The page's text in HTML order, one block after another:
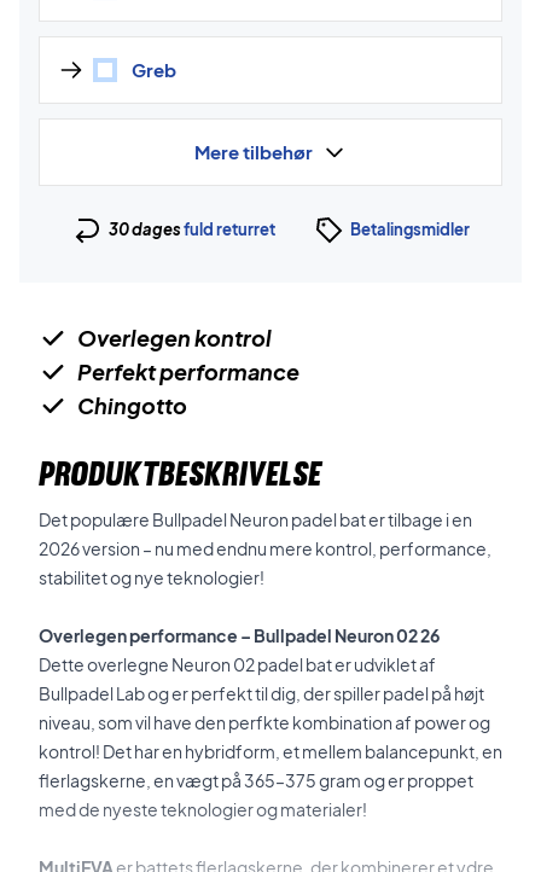
Greb
Mere tilbehør
30 dagesfuld returret Betalingsmidler
Overlegen kontrol
Perfekt performance
Chingotto
PRODUKTBESKRIVELSE
Det populære Bullpadel Neuron padel bat er tilbage i en
2026 version – nu med endnu mere kontrol, performance,
stabilitet og nye teknologier!
Overlegen performance – Bullpadel Neuron 02 26
Dette overlegne Neuron 02 padel bat er udviklet af
Bullpadel Lab og er perfekt til dig, der spiller padel på højt
niveau, som vil have den perfkte kombination af power og
kontrol! Det har en hybridform, et mellem balancepunkt, en
flerlagskerne, en vægt på 365–375 gram og er proppet
med de nyeste teknologier og materialer!
MultiEVAer battets flerlagskerne, der kombinerer et ydre